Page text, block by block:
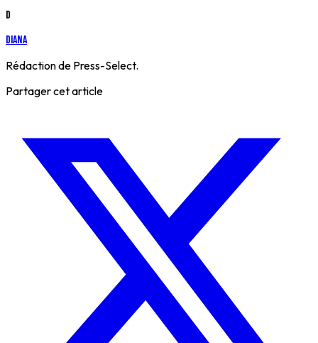
D
Diana
Rédaction de Press-Select.
Partager cet article